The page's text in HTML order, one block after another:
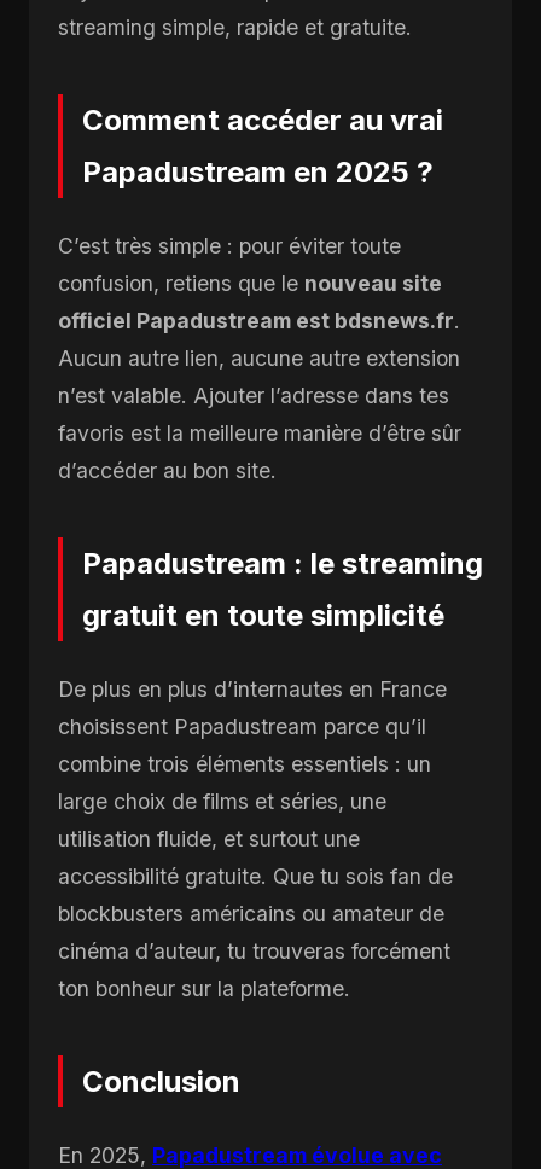
streaming simple, rapide et gratuite.
Comment accéder au vrai
Papadustream en 2025 ?
C’est très simple : pour éviter toute
confusion, retiens que le nouveau site
officiel Papadustream est bdsnews.fr.
Aucun autre lien, aucune autre extension
n’est valable. Ajouter l’adresse dans tes
favoris est la meilleure manière d’être sûr
d’accéder au bon site.
Papadustream : le streaming
gratuit en toute simplicité
De plus en plus d’internautes en France
choisissent Papadustream parce qu’il
combine trois éléments essentiels : un
large choix de films et séries, une
utilisation fluide, et surtout une
accessibilité gratuite. Que tu sois fan de
blockbusters américains ou amateur de
cinéma d’auteur, tu trouveras forcément
ton bonheur sur la plateforme.
Conclusion
En 2025, Papadustream évolue avec